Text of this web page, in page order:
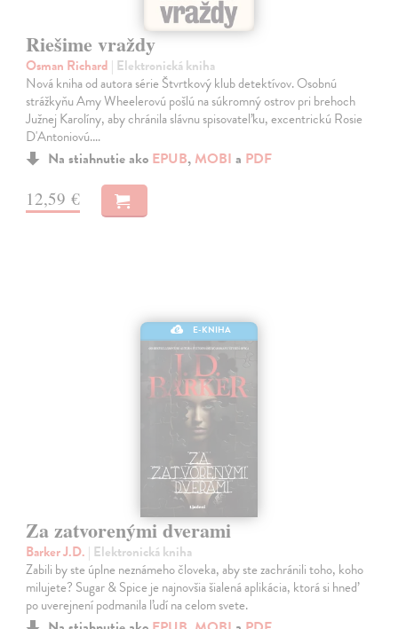
Riešime vraždy
Osman Richard | Elektronická kniha
Nová kniha od autora série Štvrtkový klub detektívov. Osobnú
strážkyňu Amy Wheelerovú pošlú na súkromný ostrov pri brehoch
Južnej Karolíny, aby chránila slávnu spisovateľku, excentrickú Rosie
D'Antoniovú.…
Na stiahnutie ako EPUB, MOBI a PDF
12,59 €
E-KNIHA
Za zatvorenými dverami
Barker J.D. | Elektronická kniha
Zabili by ste úplne neznámeho človeka, aby ste zachránili toho, koho
milujete? Sugar & Spice je najnovšia šialená aplikácia, ktorá si hneď
po uverejnení podmanila ľudí na celom svete.